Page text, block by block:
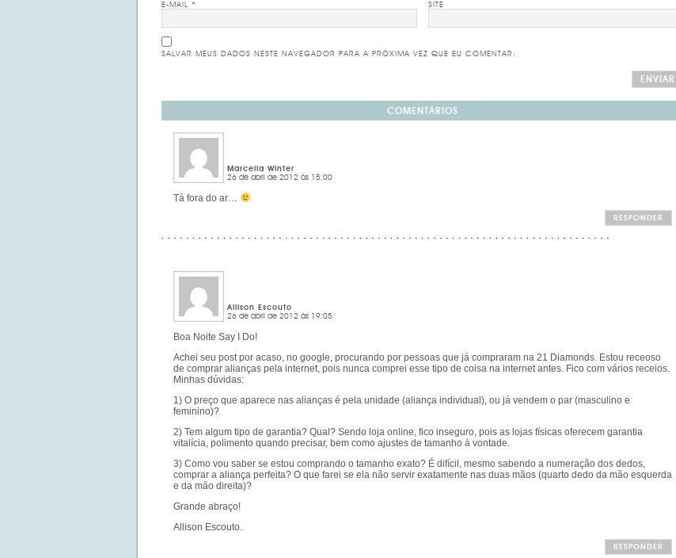
E-MAIL * SITE
SALVAR MEUS DADOS NESTE NAVEGADOR PARA A PRÓXIMA VEZ QUE EU COMENTAR.
COMENTÁRIOS
Marcella Winter
26 de abril de 2012 às 15:00
Tá fora do ar…
RESPONDER
Allison Escouto
26 de abril de 2012 às 19:05
Boa Noite Say I Do!
Achei seu post por acaso, no google, procurando por pessoas que já compraram na 21 Diamonds. Estou receoso
de comprar alianças pela internet, pois nunca comprei esse tipo de coisa na internet antes. Fico com vários receios.
Minhas dúvidas:
1) O preço que aparece nas alianças é pela unidade (aliança individual), ou já vendem o par (masculino e
feminino)?
2) Tem algum tipo de garantia? Qual? Sendo loja online, fico inseguro, pois as lojas físicas oferecem garantia
vitalícia, polimento quando precisar, bem como ajustes de tamanho à vontade.
3) Como vou saber se estou comprando o tamanho exato? É difícil, mesmo sabendo a numeração dos dedos,
comprar a aliança perfeita? O que farei se ela não servir exatamente nas duas mãos (quarto dedo da mão esquerda
e da mão direita)?
Grande abraço!
Allison Escouto.
RESPONDER